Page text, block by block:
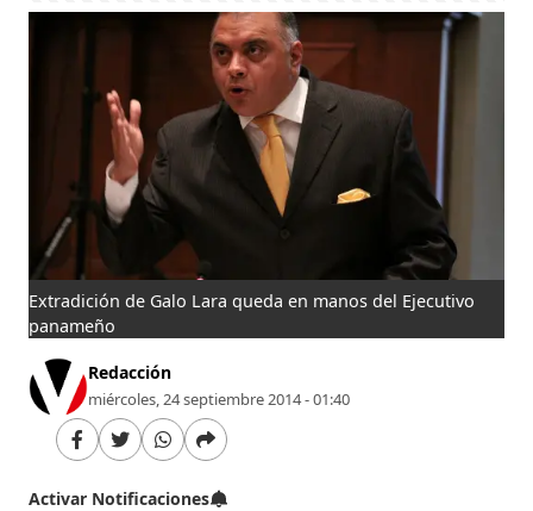
Extradición de Galo Lara queda en manos del Ejecutivo
panameño
Redacción
miércoles, 24 septiembre 2014 - 01:40
Activar Notificaciones